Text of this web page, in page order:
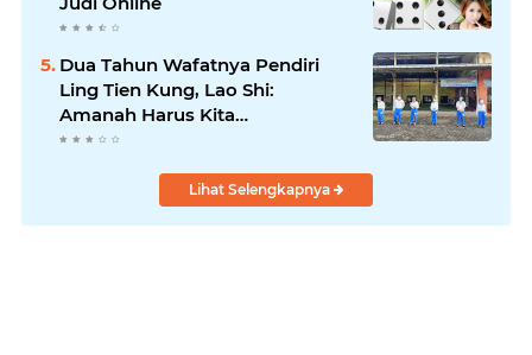
Dua Tahun Wafatnya Pendiri
Ling Tien Kung, Lao Shi:
Amanah Harus Kita
Laksanakan!
Lihat Selengkapnya